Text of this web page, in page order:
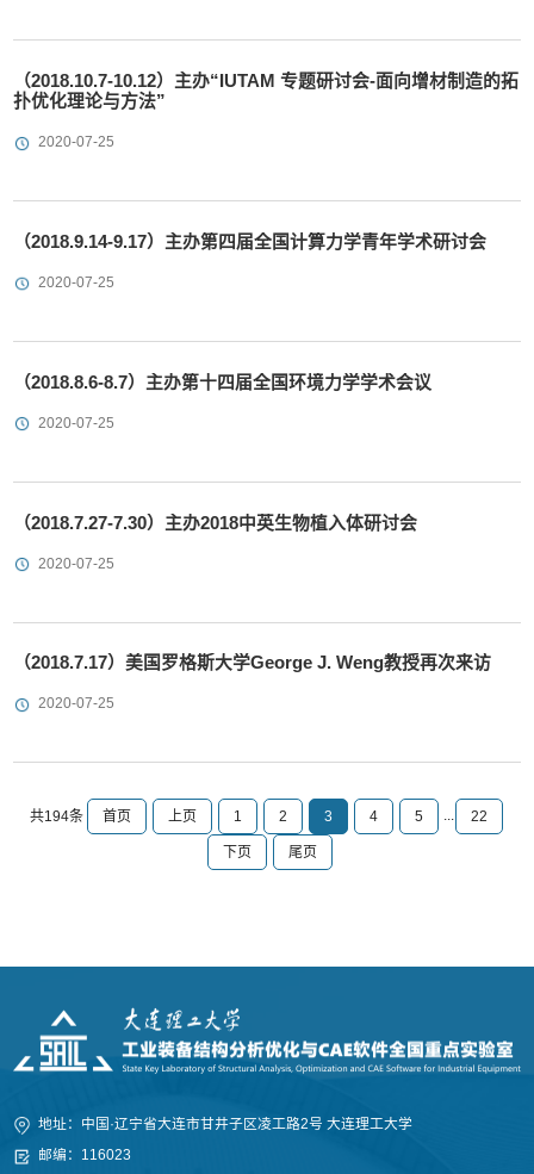
（2018.10.7-10.12）主办“IUTAM 专题研讨会-面向增材制造的拓
扑优化理论与方法”
2020-07-25
（2018.9.14-9.17）主办第四届全国计算力学青年学术研讨会
2020-07-25
（2018.8.6-8.7）主办第十四届全国环境力学学术会议
2020-07-25
（2018.7.27-7.30）主办2018中英生物植入体研讨会
2020-07-25
（2018.7.17）美国罗格斯大学George J. Weng教授再次来访
2020-07-25
共194条 首页 上页 1 2 3 4 5 ... 22
下页 尾页
地址：中国·辽宁省大连市甘井子区凌工路2号 大连理工大学
邮编：116023